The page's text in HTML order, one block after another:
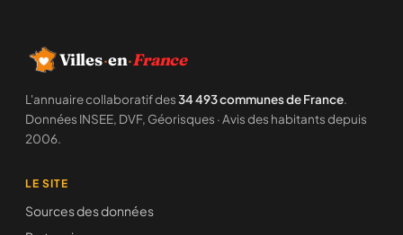
Villes·en·France
L'annuaire collaboratif des34 493 communes de France.
Données INSEE, DVF, Géorisques · Avis des habitants depuis
2006.
LE SITE
Sources des données